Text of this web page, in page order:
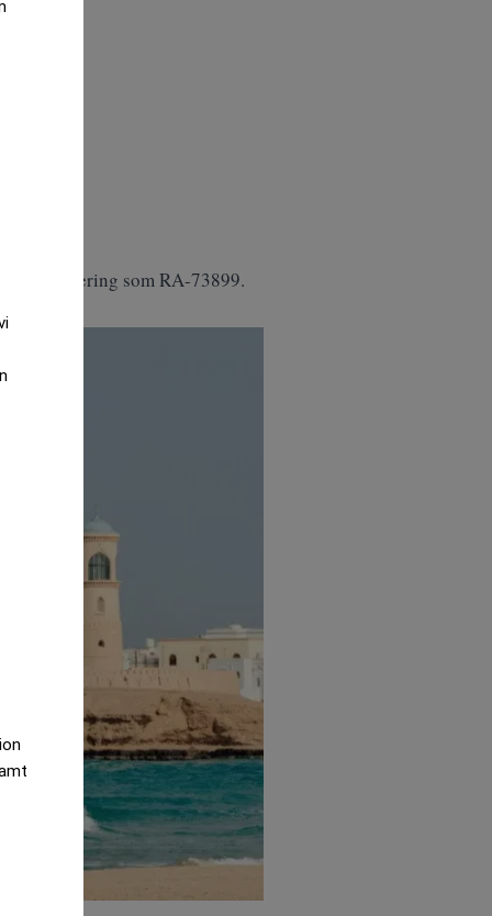
registrering som RA-73899.